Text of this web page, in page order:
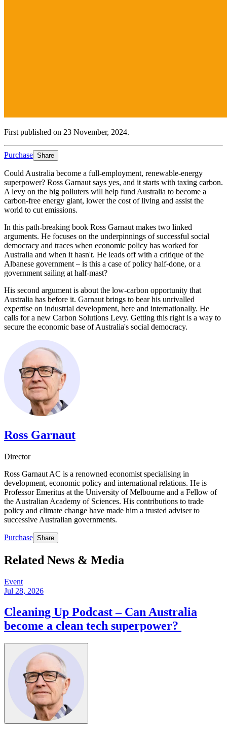
First published on 23 November, 2024.​​​​‌ ‍ ​‍​‍‌‍ ‌ ​‍‌‍‍‌‌‍‌ ‌‍‍‌‌‍ ‍​‍​‍​ ‍‍​‍​‍‌ ​ ‌‍​‌‌‍ ‍‌‍‍‌‌ ‌​‌ ‍‌​‍ ‍‌‍‍‌‌‍ ​‍​‍​‍ ​​‍​‍‌‍‍​‌ ​‍‌‍‌‌‌‍‌‍​‍​‍​ ‍‍​‍​‍‌‍‍​‌ ‌​‌ ‌​‌ ​​​ ‍‍​‍ ​‍ ‌‍ ​‌‍ ‌‍​ ‌‍​‌‌‍ ​‌‍‍​‌‍ ‌ ​ ‌ ‌​​ ‍‍​ ​ ​ ​ ​ ​ ​ ​ ​‍ ‌‍‍‌‌‍ ‍‌ ‌​‌‍‌‌‌‍ ‍‌ ‌​​‍ ‌‍‌‌‌‍‌​‌‍‍‌‌ ‌​​‍ ‌‍ ‌‌‍ ‌‍‌​‌‍‌‌​ ‌‌ ​​‌ ​‍‌‍‌‌‌ ​ ‌‍‌‌‌‍ ‍‌ ‌​‌‍​‌‌ ‌​‌‍‍‌‌‍ ‌‍ ‍​ ‍ ‌‍‍‌‌‍‌​​ ‌‌‍‌‍‌‍​ ​ ‍‌​ ‌‍​ ‍​​ ​‌‌‍​‌‌‍‌‌​‍ ‌‌‍​‌​ ​‌‌‍​ ​ ‍​​‍ ‌​ ‌​‌‍​ ‌‍‌‌​ ​ ​‍ ‌​ ‍​​ ‍‌‌‍‌‌​ ​ ​‍ ‌​ ‌‌​ ​‍​ ​‍‌‍‌‍​ ‌‍‌‍​‍​ ​​‌‍‌‌‌‍‌​​ ‌ ​ ​​‌‍​‌​ ‍ ‌ ‌​‌ ‍‌‌ ​​‌‍‌‌​ ‌‌ ‌ ‌‍ ‌ ​‍‌‍‍ ​ ‍ ‌ ​​‌‍​‌‌ ‌​‌‍‍​​ ‌‌‍ ​‌‍ ‌‍​ ‌‍​‌‌ ‌​‌‍‍‌‌‍ ‌‍ ‍‌‌​‍‌‍‌‌‌‍‌‍‌‍‌‌‌ ​‍‌‍‌‌‌‍ ‍‌‍​ ‌‍‌‌​‍‌‌​ ‌‌‌​​‍‌‌ ‌‍‍ ‌‍‌‌‌ ‍‌​‍‌‌​ ​ ‌​‌​​‍‌‌​ ​ ‌​‌​​‍‌‌​ ​‍​ ​‍‌‍​‍​ ‌‌​ ‍​​ ‍‌​ ​ ​ ‌ ​ ‌​​ ‌‌​ ‌‌‌‍​‌‌‍‌‍‌‍​‌​‍‌‌​ ​‍​ ​‍​‍‌‌​ ‌‌‌​‌​​‍ ‍‌‍​ ‌‍‍​‌‍‍‌‌‍ ​‌‍‌​‌ ​‍‌‍‌‌‌‍ ‍​‍‌‌​ ‌‌‌​​‍‌‌ ‌‍‍ ‌‍‌‌‌ ‍‌​‍‌‌​ ​ ‌​‌​​‍‌‌​ ​ ‌​‌​​‍‌‌​ ​‍​ ​‍​ ‌ ​ ‍‌‌‍​‍​ ‍‌​ ​‌​ ‌ ​ ‌ ​ ‌‍​ ‌​‌‍​‍​ ‍​​ ​‍​ ​​​‍‌‌​ ​‍​ ​‍​‍‌‌​ ‌‌‌​‌​​‍ ‍‌ ‌​‌‍‌‌‌ ‍​‌ ‌​​ ‌‍​‍‌‍​‌‌ ​ ‌‍‌‌‌‌‌‌‌ ​‍‌‍ ​​ ‌‌‍‍​‌ ‌​‌ ‌​‌ ​​​‍‌‌​ ​ ‌​​‌​‍‌‌​ ​‍‌​‌‍​‍‌‌​ ​‍‌​‌‍‌‍ ​‌‍ ‌‍​ ‌‍​‌‌‍ ​‌‍‍​‌‍ ‌ ​ ‌ ‌​​‍‌‌​ ​ ‌​​‌​ ​ ​ ​ ​ ​ ​ ​ ​‍‌‍‌‍‍‌‌‍‌​​ ‌‌‍‌‍‌‍​ ​ ‍‌​ ‌‍​ ‍​​ ​‌‌‍​‌‌‍‌‌​‍ ‌‌‍​‌​ ​‌‌‍​ ​ ‍​​‍ ‌​ ‌​‌‍​ ‌‍‌‌​ ​ ​‍ ‌​ ‍​​ ‍‌‌‍‌‌​ ​ ​‍ ‌​ ‌‌​ ​‍​ ​‍‌‍‌‍​ ‌‍‌‍​‍​ ​​‌‍‌‌‌‍‌​​ ‌ ​ ​​‌‍​‌​‍‌‍‌ ‌​‌ ‍‌‌ ​​‌‍‌‌​ ‌‌ ‌ ‌‍ ‌ ​‍‌‍‍ ​‍‌‍‌ ​​‌‍​‌‌ ‌​‌‍‍​​ ‌‌‍ ​‌‍ ‌‍​ ‌‍​‌‌ ‌​‌‍‍‌‌‍ ‌‍ ‍‌‌​‍‌‍‌‌‌‍‌‍‌‍‌‌‌ ​‍‌‍‌‌‌‍ ‍‌‍​ ‌‍‌‌​‍‌‌​ ‌‌‌​​‍‌‌ ‌‍‍ ‌‍‌‌‌ ‍‌​‍‌‌​ ​ ‌​‌​​‍‌‌​ ​ ‌​‌​​‍‌‌​ ​‍​ ​‍‌‍​‍​ ‌‌​ ‍​​ ‍‌​ ​ ​ ‌ ​ ‌​​ ‌‌​ ‌‌‌‍​‌‌‍‌‍‌‍​‌​‍‌‌​ ​‍​ ​‍​‍‌‌​ ‌‌‌​‌​​‍ ‍‌‍​ ‌‍‍​‌‍‍‌‌‍ ​‌‍‌​‌ ​‍‌‍‌‌‌‍ ‍​‍‌‌​ ‌‌‌​​‍‌‌ ‌‍‍ ‌‍‌‌‌ ‍‌​‍‌‌​ ​ ‌​‌​​‍‌‌​ ​ ‌​‌​​‍‌‌​ ​‍​ ​‍​ ‌ ​ ‍‌‌‍​‍​ ‍‌​ ​‌​ ‌ ​ ‌ ​ ‌‍​ ‌​‌‍​‍​ ‍​​ ​‍​ ​​​‍‌‌​ ​‍​ ​‍​‍‌‌​ ‌‌‌​‌​​‍ ‍‌ ‌​‌‍‌‌‌ ‍​‌ ‌​​‍‌‍‌ ​​‌‍‌‌‌ ​‍‌ ​ ‌ ​​‌‍‌‌‌‍​ ‌ ‌​‌‍‍‌‌ ‌‍‌‍‌‌​ ‌‌ ​​‌ ‌‌‌‍​‍‌‍ ​‌‍‍‌‌ ​ ‌‍‍​‌‍‌‌‌‍‌​​‍​‍‌ ‌
Purchase​​​​‌ ‍ ​‍​‍‌‍ ‌ ​‍‌‍‍‌‌‍‌ ‌‍‍‌‌‍ ‍​‍​‍​ ‍‍​‍​‍‌ ​ ‌‍​‌‌‍ ‍‌‍‍‌‌ ‌​‌ ‍‌​‍ ‍‌‍‍‌‌‍ ​‍​‍​‍ ​​‍​‍‌‍‍​‌ ​‍‌‍‌‌‌‍‌‍​‍​‍​ ‍‍​‍​‍‌‍‍​‌ ‌​‌ ‌​‌ ​​​ ‍‍​‍ ​‍ ‌‍ ​‌‍ ‌‍​ ‌‍​‌‌‍ ​‌‍‍​‌‍ ‌ ​ ‌ ‌​​ ‍‍​ ​ ​ ​ ​ ​ ​ ​ ​‍ ‌‍‍‌‌‍ ‍‌ ‌​‌‍‌‌‌‍ ‍‌ ‌​​‍ ‌‍‌‌‌‍‌​‌‍‍‌‌ ‌​​‍ ‌‍ ‌‌‍ ‌‍‌​‌‍‌‌​ ‌‌ ​​‌ ​‍‌‍‌‌‌ ​ ‌‍‌‌‌‍ ‍‌ ‌​‌‍​‌‌ ‌​‌‍‍‌‌‍ ‌‍ ‍​ ‍ ‌‍‍‌‌‍‌​​ ‌‌‍‌‍‌‍​ ​ ‍‌​ ‌‍​ ‍​​ ​‌‌‍​‌‌‍‌‌​‍ ‌‌‍​‌​ ​‌‌‍​ ​ ‍​​‍ ‌​ ‌​‌‍​ ‌‍‌‌​ ​ ​‍ ‌​ ‍​​ ‍‌‌‍‌‌​ ​ ​‍ ‌​ ‌‌​ ​‍​ ​‍‌‍‌‍​ ‌‍‌‍​‍​ ​​‌‍‌‌‌‍‌​​ ‌ ​ ​​‌‍​‌​ ‍ ‌ ‌​‌ ‍‌‌ ​​‌‍‌‌​ ‌‌ ‌ ‌‍ ‌ ​‍‌‍‍ ​ ‍ ‌ ​​‌‍​‌‌ ‌​‌‍‍​​ ‌‌‍‌​‌‍ ‌ ‌ ‌‍ ‍‌‍ ​‌‍ ‌‍​‌‌‍‌​‌ ​ ‌​​‌‌‍ ‍‌‍‌​‌​ ​‌‍‍‌‌‍ ‍‌‍‍ ‌ ​ ​‍‌‌​ ‌‌‌​​‍‌‌ ‌‍‍ ‌‍‌‌‌ ‍‌​‍‌‌​ ​ ‌​‌​​‍‌‌​ ​ ‌​‌​​‍‌‌​ ​‍​ ​‍​ ‌‌​ ​‍‌‍​‍​ ​‍‌‍​‌‌‍‌‍​ ‍​​ ‍​‌‍‌‌​ ‌ ‌‍‌‌​ ‌ ​‍‌‌​ ​‍​ ​‍​‍‌‌​ ‌‌‌​‌​​‍ ‍‌ ‌​‌‍‍‌‌ ‌​‌‍ ​‌‍‌‌​ ‌‍​‍‌‍​‌‌ ​ ‌‍‌‌‌‌‌‌‌ ​‍‌‍ ​​ ‌‌‍‍​‌ ‌​‌ ‌​‌ ​​​‍‌‌​ ​ ‌​​‌​‍‌‌​ ​‍‌​‌‍​‍‌‌​ ​‍‌​‌‍‌‍ ​‌‍ ‌‍​ ‌‍​‌‌‍ ​‌‍‍​‌‍ ‌ ​ ‌ ‌​​‍‌‌​ ​ ‌​​‌​ ​ ​ ​ ​ ​ ​ ​ ​‍‌‍‌‍‍‌‌‍‌​​ ‌‌‍‌‍‌‍​ ​ ‍‌​ ‌‍​ ‍​​ ​‌‌‍​‌‌‍‌‌​‍ ‌‌‍​‌​ ​‌‌‍​ ​ ‍​​‍ ‌​ ‌​‌‍​ ‌‍‌‌​ ​ ​‍ ‌​ ‍​​ ‍‌‌‍‌‌​ ​ ​‍ ‌​ ‌‌​ ​‍​ ​‍‌‍‌‍​ ‌‍‌‍​‍​ ​​‌‍‌‌‌‍‌​​ ‌ ​ ​​‌‍​‌​‍‌‍‌ ‌​‌ ‍‌‌ ​​‌‍‌‌​ ‌‌ ‌ ‌‍ ‌ ​‍‌‍‍ ​‍‌‍‌ ​​‌‍​‌‌ ‌​‌‍‍​​ ‌‌‍‌​‌‍ ‌ ‌ ‌‍ ‍‌‍ ​‌‍ ‌‍​‌‌‍‌​‌ ​ ‌​​‌‌‍ ‍‌‍‌​‌​ ​‌‍‍‌‌‍ ‍‌‍‍ ‌ ​ ​‍‌‌​ ‌‌‌​​‍‌‌ ‌‍‍ ‌‍‌‌‌ ‍‌​‍‌‌​ ​ ‌​‌​​‍‌‌​ ​ ‌​‌​​‍‌‌​ ​‍​ ​‍​ ‌‌​ ​‍‌‍​‍​ ​‍‌‍​‌‌‍‌‍​ ‍​​ ‍​‌‍‌‌​ ‌ ‌‍‌‌​ ‌ ​‍‌‌​ ​‍​ ​‍​‍‌‌​ ‌‌‌​‌​​‍ ‍‌ ‌​‌‍‍‌‌ ‌​‌‍ ​‌‍‌‌​‍‌‍‌ ​​‌‍‌‌‌ ​‍‌ ​ ‌ ​​‌‍‌‌‌‍​ ‌ ‌​‌‍‍‌‌ ‌‍‌‍‌‌​ ‌‌ ​​‌ ‌‌‌‍​‍‌‍ ​‌‍‍‌‌ ​ ‌‍‍​‌‍‌‌‌‍‌​​‍​‍‌ ‌ Share
Could Australia become a full-employment, renewable-energy
superpower? Ross Garnaut says yes, and it starts with taxing carbon.
A levy on the big polluters will help fund Australia to become a
carbon-free energy giant, lower the cost of living and assist the
world to cut emissions.​​​​‌ ‍ ​‍​‍‌‍ ‌ ​‍‌‍‍‌‌‍‌ ‌‍‍‌‌‍ ‍​‍​‍​ ‍‍​‍​‍‌ ​ ‌‍​‌‌‍ ‍‌‍‍‌‌ ‌​‌ ‍‌​‍ ‍‌‍‍‌‌‍ ​‍​‍​‍ ​​‍​‍‌‍‍​‌ ​‍‌‍‌‌‌‍‌‍​‍​‍​ ‍‍​‍​‍‌‍‍​‌ ‌​‌ ‌​‌ ​​​ ‍‍​‍ ​‍ ‌‍ ​‌‍ ‌‍​ ‌‍​‌‌‍ ​‌‍‍​‌‍ ‌ ​ ‌ ‌​​ ‍‍​ ​ ​ ​ ​ ​ ​ ​ ​‍ ‌‍‍‌‌‍ ‍‌ ‌​‌‍‌‌‌‍ ‍‌ ‌​​‍ ‌‍‌‌‌‍‌​‌‍‍‌‌ ‌​​‍ ‌‍ ‌‌‍ ‌‍‌​‌‍‌‌​ ‌‌ ​​‌ ​‍‌‍‌‌‌ ​ ‌‍‌‌‌‍ ‍‌ ‌​‌‍​‌‌ ‌​‌‍‍‌‌‍ ‌‍ ‍​ ‍ ‌‍‍‌‌‍‌​​ ‌‌‍‌‍‌‍​ ​ ‍‌​ ‌‍​ ‍​​ ​‌‌‍​‌‌‍‌‌​‍ ‌‌‍​‌​ ​‌‌‍​ ​ ‍​​‍ ‌​ ‌​‌‍​ ‌‍‌‌​ ​ ​‍ ‌​ ‍​​ ‍‌‌‍‌‌​ ​ ​‍ ‌​ ‌‌​ ​‍​ ​‍‌‍‌‍​ ‌‍‌‍​‍​ ​​‌‍‌‌‌‍‌​​ ‌ ​ ​​‌‍​‌​ ‍ ‌ ‌​‌ ‍‌‌ ​​‌‍‌‌​ ‌‌ ‌ ‌‍ ‌ ​‍‌‍‍ ​ ‍ ‌ ​​‌‍​‌‌ ‌​‌‍‍​​ ‌‌‍​ ‌‍ ‌‍ ‍‌ ‌​‌‍‌‌‌‍ ‍‌ ‌​​‍‌‌​ ‌‌‌​​‍‌‌ ‌‍‍ ‌‍‌‌‌ ‍‌​‍‌‌​ ​ ‌​‌​​‍‌‌​ ​ ‌​‌​​‍‌‌​ ​‍​ ​‍​ ‌​​ ‌ ‌‍‌‌​ ‌​‌‍‌​​ ‍‌‌‍​‍​ ​ ‌‍​‌​ ​‍‌‍​ ​ ‍‌​‍‌‌​ ​‍​ ​‍​‍‌‌​ ‌‌‌​‌​​‍ ‍‌‍​ ‌‍‍​‌‍‍‌‌‍ ​‌‍‌​‌ ​‍‌‍‌‌‌‍ ‍​‍‌‌​ ‌‌‌​​‍‌‌ ‌‍‍ ‌‍‌‌‌ ‍‌​‍‌‌​ ​ ‌​‌​​‍‌‌​ ​ ‌​‌​​‍‌‌​ ​‍​ ​‍‌‍‌‍‌‍‌‌‌‍‌​​ ‍‌​ ‌‍‌‍​ ‌‍​‍​ ​ ​ ​‌‌‍​‍​ ​ ​ ‌ ​ ​​​‍‌‌​ ​‍​ ​‍​‍‌‌​ ‌‌‌​‌​​‍ ‍‌ ‌​‌‍‌‌‌ ‍​‌ ‌​​ ‌‍​‍‌‍​‌‌ ​ ‌‍‌‌‌‌‌‌‌ ​‍‌‍ ​​ ‌‌‍‍​‌ ‌​‌ ‌​‌ ​​​‍‌‌​ ​ ‌​​‌​‍‌‌​ ​‍‌​‌‍​‍‌‌​ ​‍‌​‌‍‌‍ ​‌‍ ‌‍​ ‌‍​‌‌‍ ​‌‍‍​‌‍ ‌ ​ ‌ ‌​​‍‌‌​ ​ ‌​​‌​ ​ ​ ​ ​ ​ ​ ​ ​‍‌‍‌‍‍‌‌‍‌​​ ‌‌‍‌‍‌‍​ ​ ‍‌​ ‌‍​ ‍​​ ​‌‌‍​‌‌‍‌‌​‍ ‌‌‍​‌​ ​‌‌‍​ ​ ‍​​‍ ‌​ ‌​‌‍​ ‌‍‌‌​ ​ ​‍ ‌​ ‍​​ ‍‌‌‍‌‌​ ​ ​‍ ‌​ ‌‌​ ​‍​ ​‍‌‍‌‍​ ‌‍‌‍​‍​ ​​‌‍‌‌‌‍‌​​ ‌ ​ ​​‌‍​‌​‍‌‍‌ ‌​‌ ‍‌‌ ​​‌‍‌‌​ ‌‌ ‌ ‌‍ ‌ ​‍‌‍‍ ​‍‌‍‌ ​​‌‍​‌‌ ‌​‌‍‍​​ ‌‌‍​ ‌‍ ‌‍ ‍‌ ‌​‌‍‌‌‌‍ ‍‌ ‌​​‍‌‌​ ‌‌‌​​‍‌‌ ‌‍‍ ‌‍‌‌‌ ‍‌​‍‌‌​ ​ ‌​‌​​‍‌‌​ ​ ‌​‌​​‍‌‌​ ​‍​ ​‍​ ‌​​ ‌ ‌‍‌‌​ ‌​‌‍‌​​ ‍‌‌‍​‍​ ​ ‌‍​‌​ ​‍‌‍​ ​ ‍‌​‍‌‌​ ​‍​ ​‍​‍‌‌​ ‌‌‌​‌​​‍ ‍‌‍​ ‌‍‍​‌‍‍‌‌‍ ​‌‍‌​‌ ​‍‌‍‌‌‌‍ ‍​‍‌‌​ ‌‌‌​​‍‌‌ ‌‍‍ ‌‍‌‌‌ ‍‌​‍‌‌​ ​ ‌​‌​​‍‌‌​ ​ ‌​‌​​‍‌‌​ ​‍​ ​‍‌‍‌‍‌‍‌‌‌‍‌​​ ‍‌​ ‌‍‌‍​ ‌‍​‍​ ​ ​ ​‌‌‍​‍​ ​ ​ ‌ ​ ​​​‍‌‌​ ​‍​ ​‍​‍‌‌​ ‌‌‌​‌​​‍ ‍‌ ‌​‌‍‌‌‌ ‍​‌ ‌​​‍‌‍‌ ​​‌‍‌‌‌ ​‍‌ ​ ‌ ​​‌‍‌‌‌‍​ ‌ ‌​‌‍‍‌‌ ‌‍‌‍‌‌​ ‌‌ ​​‌ ‌‌‌‍​‍‌‍ ​‌‍‍‌‌ ​ ‌‍‍​‌‍‌‌‌‍‌​​‍​‍‌ ‌
In this path-breaking book Ross Garnaut makes two linked
arguments. He focuses on the underpinnings of successful social
democracy and traces when economic policy has worked for
Australia and when it hasn't. He leads off with a critique of the
Albanese government – is this a case of policy half-done, or a
government sailing at half-mast?​​​​‌ ‍ ​‍​‍‌‍ ‌ ​‍‌‍‍‌‌‍‌ ‌‍‍‌‌‍ ‍​‍​‍​ ‍‍​‍​‍‌ ​ ‌‍​‌‌‍ ‍‌‍‍‌‌ ‌​‌ ‍‌​‍ ‍‌‍‍‌‌‍ ​‍​‍​‍ ​​‍​‍‌‍‍​‌ ​‍‌‍‌‌‌‍‌‍​‍​‍​ ‍‍​‍​‍‌‍‍​‌ ‌​‌ ‌​‌ ​​​ ‍‍​‍ ​‍ ‌‍ ​‌‍ ‌‍​ ‌‍​‌‌‍ ​‌‍‍​‌‍ ‌ ​ ‌ ‌​​ ‍‍​ ​ ​ ​ ​ ​ ​ ​ ​‍ ‌‍‍‌‌‍ ‍‌ ‌​‌‍‌‌‌‍ ‍‌ ‌​​‍ ‌‍‌‌‌‍‌​‌‍‍‌‌ ‌​​‍ ‌‍ ‌‌‍ ‌‍‌​‌‍‌‌​ ‌‌ ​​‌ ​‍‌‍‌‌‌ ​ ‌‍‌‌‌‍ ‍‌ ‌​‌‍​‌‌ ‌​‌‍‍‌‌‍ ‌‍ ‍​ ‍ ‌‍‍‌‌‍‌​​ ‌‌‍‌‍‌‍​ ​ ‍‌​ ‌‍​ ‍​​ ​‌‌‍​‌‌‍‌‌​‍ ‌‌‍​‌​ ​‌‌‍​ ​ ‍​​‍ ‌​ ‌​‌‍​ ‌‍‌‌​ ​ ​‍ ‌​ ‍​​ ‍‌‌‍‌‌​ ​ ​‍ ‌​ ‌‌​ ​‍​ ​‍‌‍‌‍​ ‌‍‌‍​‍​ ​​‌‍‌‌‌‍‌​​ ‌ ​ ​​‌‍​‌​ ‍ ‌ ‌​‌ ‍‌‌ ​​‌‍‌‌​ ‌‌ ‌ ‌‍ ‌ ​‍‌‍‍ ​ ‍ ‌ ​​‌‍​‌‌ ‌​‌‍‍​​ ‌‌‍​ ‌‍ ‌‍ ‍‌ ‌​‌‍‌‌‌‍ ‍‌ ‌​​‍‌‌​ ‌‌‌​​‍‌‌ ‌‍‍ ‌‍‌‌‌ ‍‌​‍‌‌​ ​ ‌​‌​​‍‌‌​ ​ ‌​‌​​‍‌‌​ ​‍​ ​‍‌‍​ ​ ‍‌​ ​​​ ‍‌​ ‍‌‌‍​‌​ ‌ ​ ‍​​ ​ ‌‍​ ​ ​ ​ ‍​​‍‌‌​ ​‍​ ​‍​‍‌‌​ ‌‌‌​‌​​‍ ‍‌‍​ ‌‍‍​‌‍‍‌‌‍ ​‌‍‌​‌ ​‍‌‍‌‌‌‍ ‍​‍‌‌​ ‌‌‌​​‍‌‌ ‌‍‍ ‌‍‌‌‌ ‍‌​‍‌‌​ ​ ‌​‌​​‍‌‌​ ​ ‌​‌​​‍‌‌​ ​‍​ ​‍​ ​​​ ​ ​ ​‌​ ​‍​ ​​​ ‌‍‌‍​‍‌‍‌‍​ ‌‌​ ‌‌​ ‍‌‌‍​‌​ ​​​‍‌‌​ ​‍​ ​‍​‍‌‌​ ‌‌‌​‌​​‍ ‍‌ ‌​‌‍‌‌‌ ‍​‌ ‌​​ ‌‍​‍‌‍​‌‌ ​ ‌‍‌‌‌‌‌‌‌ ​‍‌‍ ​​ ‌‌‍‍​‌ ‌​‌ ‌​‌ ​​​‍‌‌​ ​ ‌​​‌​‍‌‌​ ​‍‌​‌‍​‍‌‌​ ​‍‌​‌‍‌‍ ​‌‍ ‌‍​ ‌‍​‌‌‍ ​‌‍‍​‌‍ ‌ ​ ‌ ‌​​‍‌‌​ ​ ‌​​‌​ ​ ​ ​ ​ ​ ​ ​ ​‍‌‍‌‍‍‌‌‍‌​​ ‌‌‍‌‍‌‍​ ​ ‍‌​ ‌‍​ ‍​​ ​‌‌‍​‌‌‍‌‌​‍ ‌‌‍​‌​ ​‌‌‍​ ​ ‍​​‍ ‌​ ‌​‌‍​ ‌‍‌‌​ ​ ​‍ ‌​ ‍​​ ‍‌‌‍‌‌​ ​ ​‍ ‌​ ‌‌​ ​‍​ ​‍‌‍‌‍​ ‌‍‌‍​‍​ ​​‌‍‌‌‌‍‌​​ ‌ ​ ​​‌‍​‌​‍‌‍‌ ‌​‌ ‍‌‌ ​​‌‍‌‌​ ‌‌ ‌ ‌‍ ‌ ​‍‌‍‍ ​‍‌‍‌ ​​‌‍​‌‌ ‌​‌‍‍​​ ‌‌‍​ ‌‍ ‌‍ ‍‌ ‌​‌‍‌‌‌‍ ‍‌ ‌​​‍‌‌​ ‌‌‌​​‍‌‌ ‌‍‍ ‌‍‌‌‌ ‍‌​‍‌‌​ ​ ‌​‌​​‍‌‌​ ​ ‌​‌​​‍‌‌​ ​‍​ ​‍‌‍​ ​ ‍‌​ ​​​ ‍‌​ ‍‌‌‍​‌​ ‌ ​ ‍​​ ​ ‌‍​ ​ ​ ​ ‍​​‍‌‌​ ​‍​ ​‍​‍‌‌​ ‌‌‌​‌​​‍ ‍‌‍​ ‌‍‍​‌‍‍‌‌‍ ​‌‍‌​‌ ​‍‌‍‌‌‌‍ ‍​‍‌‌​ ‌‌‌​​‍‌‌ ‌‍‍ ‌‍‌‌‌ ‍‌​‍‌‌​ ​ ‌​‌​​‍‌‌​ ​ ‌​‌​​‍‌‌​ ​‍​ ​‍​ ​​​ ​ ​ ​‌​ ​‍​ ​​​ ‌‍‌‍​‍‌‍‌‍​ ‌‌​ ‌‌​ ‍‌‌‍​‌​ ​​​‍‌‌​ ​‍​ ​‍​‍‌‌​ ‌‌‌​‌​​‍ ‍‌ ‌​‌‍‌‌‌ ‍​‌ ‌​​‍‌‍‌ ​​‌‍‌‌‌ ​‍‌ ​ ‌ ​​‌‍‌‌‌‍​ ‌ ‌​‌‍‍‌‌ ‌‍‌‍‌‌​ ‌‌ ​​‌ ‌‌‌‍​‍‌‍ ​‌‍‍‌‌ ​ ‌‍‍​‌‍‌‌‌‍‌​​‍​‍‌ ‌
His second argument is about the low-carbon opportunity that
Australia has before it. Garnaut brings to bear his unrivalled
expertise on industrial development, here and internationally. He
calls for a new Carbon Solutions Levy. Getting this right is a way to
secure the economic base of Australia's social democracy.​​​​‌ ‍ ​‍​‍‌‍ ‌ ​‍‌‍‍‌‌‍‌ ‌‍‍‌‌‍ ‍​‍​‍​ ‍‍​‍​‍‌ ​ ‌‍​‌‌‍ ‍‌‍‍‌‌ ‌​‌ ‍‌​‍ ‍‌‍‍‌‌‍ ​‍​‍​‍ ​​‍​‍‌‍‍​‌ ​‍‌‍‌‌‌‍‌‍​‍​‍​ ‍‍​‍​‍‌‍‍​‌ ‌​‌ ‌​‌ ​​​ ‍‍​‍ ​‍ ‌‍ ​‌‍ ‌‍​ ‌‍​‌‌‍ ​‌‍‍​‌‍ ‌ ​ ‌ ‌​​ ‍‍​ ​ ​ ​ ​ ​ ​ ​ ​‍ ‌‍‍‌‌‍ ‍‌ ‌​‌‍‌‌‌‍ ‍‌ ‌​​‍ ‌‍‌‌‌‍‌​‌‍‍‌‌ ‌​​‍ ‌‍ ‌‌‍ ‌‍‌​‌‍‌‌​ ‌‌ ​​‌ ​‍‌‍‌‌‌ ​ ‌‍‌‌‌‍ ‍‌ ‌​‌‍​‌‌ ‌​‌‍‍‌‌‍ ‌‍ ‍​ ‍ ‌‍‍‌‌‍‌​​ ‌‌‍‌‍‌‍​ ​ ‍‌​ ‌‍​ ‍​​ ​‌‌‍​‌‌‍‌‌​‍ ‌‌‍​‌​ ​‌‌‍​ ​ ‍​​‍ ‌​ ‌​‌‍​ ‌‍‌‌​ ​ ​‍ ‌​ ‍​​ ‍‌‌‍‌‌​ ​ ​‍ ‌​ ‌‌​ ​‍​ ​‍‌‍‌‍​ ‌‍‌‍​‍​ ​​‌‍‌‌‌‍‌​​ ‌ ​ ​​‌‍​‌​ ‍ ‌ ‌​‌ ‍‌‌ ​​‌‍‌‌​ ‌‌ ‌ ‌‍ ‌ ​‍‌‍‍ ​ ‍ ‌ ​​‌‍​‌‌ ‌​‌‍‍​​ ‌‌‍​ ‌‍ ‌‍ ‍‌ ‌​‌‍‌‌‌‍ ‍‌ ‌​​‍‌‌​ ‌‌‌​​‍‌‌ ‌‍‍ ‌‍‌‌‌ ‍‌​‍‌‌​ ​ ‌​‌​​‍‌‌​ ​ ‌​‌​​‍‌‌​ ​‍​ ​‍​ ​​​ ‌​‌‍​‍‌‍​ ‌‍​‍​ ‍‌​ ​​‌‍‌​‌‍‌​‌‍‌‌​ ​‌​ ​ ​‍‌‌​ ​‍​ ​‍​‍‌‌​ ‌‌‌​‌​​‍ ‍‌‍​ ‌‍‍​‌‍‍‌‌‍ ​‌‍‌​‌ ​‍‌‍‌‌‌‍ ‍​‍‌‌​ ‌‌‌​​‍‌‌ ‌‍‍ ‌‍‌‌‌ ‍‌​‍‌‌​ ​ ‌​‌​​‍‌‌​ ​ ‌​‌​​‍‌‌​ ​‍​ ​‍​ ‌‍​ ​​‌‍‌‍‌‍​‌‌‍​‌‌‍​‍​ ‌‍‌‍‌‍​ ‌ ‌‍‌‍‌‍‌​‌‍​‌​ ​​​‍‌‌​ ​‍​ ​‍​‍‌‌​ ‌‌‌​‌​​‍ ‍‌ ‌​‌‍‌‌‌ ‍​‌ ‌​​ ‌‍​‍‌‍​‌‌ ​ ‌‍‌‌‌‌‌‌‌ ​‍‌‍ ​​ ‌‌‍‍​‌ ‌​‌ ‌​‌ ​​​‍‌‌​ ​ ‌​​‌​‍‌‌​ ​‍‌​‌‍​‍‌‌​ ​‍‌​‌‍‌‍ ​‌‍ ‌‍​ ‌‍​‌‌‍ ​‌‍‍​‌‍ ‌ ​ ‌ ‌​​‍‌‌​ ​ ‌​​‌​ ​ ​ ​ ​ ​ ​ ​ ​‍‌‍‌‍‍‌‌‍‌​​ ‌‌‍‌‍‌‍​ ​ ‍‌​ ‌‍​ ‍​​ ​‌‌‍​‌‌‍‌‌​‍ ‌‌‍​‌​ ​‌‌‍​ ​ ‍​​‍ ‌​ ‌​‌‍​ ‌‍‌‌​ ​ ​‍ ‌​ ‍​​ ‍‌‌‍‌‌​ ​ ​‍ ‌​ ‌‌​ ​‍​ ​‍‌‍‌‍​ ‌‍‌‍​‍​ ​​‌‍‌‌‌‍‌​​ ‌ ​ ​​‌‍​‌​‍‌‍‌ ‌​‌ ‍‌‌ ​​‌‍‌‌​ ‌‌ ‌ ‌‍ ‌ ​‍‌‍‍ ​‍‌‍‌ ​​‌‍​‌‌ ‌​‌‍‍​​ ‌‌‍​ ‌‍ ‌‍ ‍‌ ‌​‌‍‌‌‌‍ ‍‌ ‌​​‍‌‌​ ‌‌‌​​‍‌‌ ‌‍‍ ‌‍‌‌‌ ‍‌​‍‌‌​ ​ ‌​‌​​‍‌‌​ ​ ‌​‌​​‍‌‌​ ​‍​ ​‍​ ​​​ ‌​‌‍​‍‌‍​ ‌‍​‍​ ‍‌​ ​​‌‍‌​‌‍‌​‌‍‌‌​ ​‌​ ​ ​‍‌‌​ ​‍​ ​‍​‍‌‌​ ‌‌‌​‌​​‍ ‍‌‍​ ‌‍‍​‌‍‍‌‌‍ ​‌‍‌​‌ ​‍‌‍‌‌‌‍ ‍​‍‌‌​ ‌‌‌​​‍‌‌ ‌‍‍ ‌‍‌‌‌ ‍‌​‍‌‌​ ​ ‌​‌​​‍‌‌​ ​ ‌​‌​​‍‌‌​ ​‍​ ​‍​ ‌‍​ ​​‌‍‌‍‌‍​‌‌‍​‌‌‍​‍​ ‌‍‌‍‌‍​ ‌ ‌‍‌‍‌‍‌​‌‍​‌​ ​​​‍‌‌​ ​‍​ ​‍​‍‌‌​ ‌‌‌​‌​​‍ ‍‌ ‌​‌‍‌‌‌ ‍​‌ ‌​​‍‌‍‌ ​​‌‍‌‌‌ ​‍‌ ​ ‌ ​​‌‍‌‌‌‍​ ‌ ‌​‌‍‍‌‌ ‌‍‌‍‌‌​ ‌‌ ​​‌ ‌‌‌‍​‍‌‍ ​‌‍‍‌‌ ​ ‌‍‍​‌‍‌‌‌‍‌​​‍​‍‌ ‌
Ross Garnaut​​​​‌ ‍ ​‍​‍‌‍ ‌ ​‍‌‍‍‌‌‍‌ ‌‍‍‌‌‍ ‍​‍​‍​ ‍‍​‍​‍‌ ​ ‌‍​‌‌‍ ‍‌‍‍‌‌ ‌​‌ ‍‌​‍ ‍‌‍‍‌‌‍ ​‍​‍​‍ ​​‍​‍‌‍‍​‌ ​‍‌‍‌‌‌‍‌‍​‍​‍​ ‍‍​‍​‍‌‍‍​‌ ‌​‌ ‌​‌ ​​​ ‍‍​‍ ​‍ ‌‍ ​‌‍ ‌‍​ ‌‍​‌‌‍ ​‌‍‍​‌‍ ‌ ​ ‌ ‌​​ ‍‍​ ​ ​ ​ ​ ​ ​ ​ ​‍ ‌‍‍‌‌‍ ‍‌ ‌​‌‍‌‌‌‍ ‍‌ ‌​​‍ ‌‍‌‌‌‍‌​‌‍‍‌‌ ‌​​‍ ‌‍ ‌‌‍ ‌‍‌​‌‍‌‌​ ‌‌ ​​‌ ​‍‌‍‌‌‌ ​ ‌‍‌‌‌‍ ‍‌ ‌​‌‍​‌‌ ‌​‌‍‍‌‌‍ ‌‍ ‍​ ‍ ‌‍‍‌‌‍‌​​ ‌‌‍​‌​ ​ ‌‍‌‌‌‍​‌‌‍‌‍‌‍​‍​ ‌‌​ ​ ​‍ ‌‌‍​‌​ ‌‌​ ‌​​ ​‍​‍ ‌​ ‌​​ ​‌‌‍​‌​ ‌​​‍ ‌​ ‍​‌‍‌‍‌‍‌​‌‍‌‍​‍ ‌​ ​‍​ ​ ​ ‍​‌‍​ ‌‍​ ​ ‌‍​ ‍‌‌‍​‌​ ​ ‌‍‌​​ ​‍‌‍‌‌​ ‍ ‌ ‌​‌ ‍‌‌ ​​‌‍‌‌​ ‌‌‍​‌‌ ‌‌‌ ‌​‌‍‍​‌‍ ‌ ​‍​ ‍ ‌ ​​‌‍​‌‌ ‌​‌‍‍​​ ‌‌‍ ‍‌‍​‌‌‍ ‌‌‍‌‌​ ‌‍​‍‌‍​‌‌ ​ ‌‍‌‌‌‌‌‌‌ ​‍‌‍ ​​ ‌‌‍‍​‌ ‌​‌ ‌​‌ ​​​‍‌‌​ ​ ‌​​‌​‍‌‌​ ​‍‌​‌‍​‍‌‌​ ​‍‌​‌‍‌‍ ​‌‍ ‌‍​ ‌‍​‌‌‍ ​‌‍‍​‌‍ ‌ ​ ‌ ‌​​‍‌‌​ ​ ‌​​‌​ ​ ​ ​ ​ ​ ​ ​ ​‍‌‍‌‍‍‌‌‍‌​​ ‌‌‍​‌​ ​ ‌‍‌‌‌‍​‌‌‍‌‍‌‍​‍​ ‌‌​ ​ ​‍ ‌‌‍​‌​ ‌‌​ ‌​​ ​‍​‍ ‌​ ‌​​ ​‌‌‍​‌​ ‌​​‍ ‌​ ‍​‌‍‌‍‌‍‌​‌‍‌‍​‍ ‌​ ​‍​ ​ ​ ‍​‌‍​ ‌‍​ ​ ‌‍​ ‍‌‌‍​‌​ ​ ‌‍‌​​ ​‍‌‍‌‌​‍‌‍‌ ‌​‌ ‍‌‌ ​​‌‍‌‌​ ‌‌‍​‌‌ ‌‌‌ ‌​‌‍‍​‌‍ ‌ ​‍​‍‌‍‌ ​​‌‍​‌‌ ‌​‌‍‍​​ ‌‌‍ ‍‌‍​‌‌‍ ‌‌‍‌‌​‍‌‍‌ ​​‌‍‌‌‌ ​‍‌ ​ ‌ ​​‌‍‌‌‌‍​ ‌ ‌​‌‍‍‌‌ ‌‍‌‍‌‌​ ‌‌ ​​‌ ‌‌‌‍​‍‌‍ ​‌‍‍‌‌ ​ ‌‍‍​‌‍‌‌‌‍‌​​‍​‍‌ ‌
Director​​​​‌ ‍ ​‍​‍‌‍ ‌ ​‍‌‍‍‌‌‍‌ ‌‍‍‌‌‍ ‍​‍​‍​ ‍‍​‍​‍‌ ​ ‌‍​‌‌‍ ‍‌‍‍‌‌ ‌​‌ ‍‌​‍ ‍‌‍‍‌‌‍ ​‍​‍​‍ ​​‍​‍‌‍‍​‌ ​‍‌‍‌‌‌‍‌‍​‍​‍​ ‍‍​‍​‍‌‍‍​‌ ‌​‌ ‌​‌ ​​​ ‍‍​‍ ​‍ ‌‍ ​‌‍ ‌‍​ ‌‍​‌‌‍ ​‌‍‍​‌‍ ‌ ​ ‌ ‌​​ ‍‍​ ​ ​ ​ ​ ​ ​ ​ ​‍ ‌‍‍‌‌‍ ‍‌ ‌​‌‍‌‌‌‍ ‍‌ ‌​​‍ ‌‍‌‌‌‍‌​‌‍‍‌‌ ‌​​‍ ‌‍ ‌‌‍ ‌‍‌​‌‍‌‌​ ‌‌ ​​‌ ​‍‌‍‌‌‌ ​ ‌‍‌‌‌‍ ‍‌ ‌​‌‍​‌‌ ‌​‌‍‍‌‌‍ ‌‍ ‍​ ‍ ‌‍‍‌‌‍‌​​ ‌‌‍​‌​ ​ ‌‍‌‌‌‍​‌‌‍‌‍‌‍​‍​ ‌‌​ ​ ​‍ ‌‌‍​‌​ ‌‌​ ‌​​ ​‍​‍ ‌​ ‌​​ ​‌‌‍​‌​ ‌​​‍ ‌​ ‍​‌‍‌‍‌‍‌​‌‍‌‍​‍ ‌​ ​‍​ ​ ​ ‍​‌‍​ ‌‍​ ​ ‌‍​ ‍‌‌‍​‌​ ​ ‌‍‌​​ ​‍‌‍‌‌​ ‍ ‌ ‌​‌ ‍‌‌ ​​‌‍‌‌​ ‌‌‍​‌‌ ‌‌‌ ‌​‌‍‍​‌‍ ‌ ​‍​ ‍ ‌ ​​‌‍​‌‌ ‌​‌‍‍​​ ‌‌ ‌​‌‍‍‌‌ ‌​‌‍ ​‌‍‌‌​ ‌‍​‍‌‍​‌‌ ​ ‌‍‌‌‌‌‌‌‌ ​‍‌‍ ​​ ‌‌‍‍​‌ ‌​‌ ‌​‌ ​​​‍‌‌​ ​ ‌​​‌​‍‌‌​ ​‍‌​‌‍​‍‌‌​ ​‍‌​‌‍‌‍ ​‌‍ ‌‍​ ‌‍​‌‌‍ ​‌‍‍​‌‍ ‌ ​ ‌ ‌​​‍‌‌​ ​ ‌​​‌​ ​ ​ ​ ​ ​ ​ ​ ​‍‌‍‌‍‍‌‌‍‌​​ ‌‌‍​‌​ ​ ‌‍‌‌‌‍​‌‌‍‌‍‌‍​‍​ ‌‌​ ​ ​‍ ‌‌‍​‌​ ‌‌​ ‌​​ ​‍​‍ ‌​ ‌​​ ​‌‌‍​‌​ ‌​​‍ ‌​ ‍​‌‍‌‍‌‍‌​‌‍‌‍​‍ ‌​ ​‍​ ​ ​ ‍​‌‍​ ‌‍​ ​ ‌‍​ ‍‌‌‍​‌​ ​ ‌‍‌​​ ​‍‌‍‌‌​‍‌‍‌ ‌​‌ ‍‌‌ ​​‌‍‌‌​ ‌‌‍​‌‌ ‌‌‌ ‌​‌‍‍​‌‍ ‌ ​‍​‍‌‍‌ ​​‌‍​‌‌ ‌​‌‍‍​​ ‌‌ ‌​‌‍‍‌‌ ‌​‌‍ ​‌‍‌‌​‍‌‍‌ ​​‌‍‌‌‌ ​‍‌ ​ ‌ ​​‌‍‌‌‌‍​ ‌ ‌​‌‍‍‌‌ ‌‍‌‍‌‌​ ‌‌ ​​‌ ‌‌‌‍​‍‌‍ ​‌‍‍‌‌ ​ ‌‍‍​‌‍‌‌‌‍‌​​‍​‍‌ ‌
Ross Garnaut AC is a renowned economist specialising in
development, economic policy and international relations. He is
Professor Emeritus at the University of Melbourne and a Fellow of
the Australian Academy of Sciences. His contributions to trade
policy and climate change have made him a trusted adviser to
successive Australian governments.​​​​‌ ‍ ​‍​‍‌‍ ‌ ​‍‌‍‍‌‌‍‌ ‌‍‍‌‌‍ ‍​‍​‍​ ‍‍​‍​‍‌ ​ ‌‍​‌‌‍ ‍‌‍‍‌‌ ‌​‌ ‍‌​‍ ‍‌‍‍‌‌‍ ​‍​‍​‍ ​​‍​‍‌‍‍​‌ ​‍‌‍‌‌‌‍‌‍​‍​‍​ ‍‍​‍​‍‌‍‍​‌ ‌​‌ ‌​‌ ​​​ ‍‍​‍ ​‍ ‌‍ ​‌‍ ‌‍​ ‌‍​‌‌‍ ​‌‍‍​‌‍ ‌ ​ ‌ ‌​​ ‍‍​ ​ ​ ​ ​ ​ ​ ​ ​‍ ‌‍‍‌‌‍ ‍‌ ‌​‌‍‌‌‌‍ ‍‌ ‌​​‍ ‌‍‌‌‌‍‌​‌‍‍‌‌ ‌​​‍ ‌‍ ‌‌‍ ‌‍‌​‌‍‌‌​ ‌‌ ​​‌ ​‍‌‍‌‌‌ ​ ‌‍‌‌‌‍ ‍‌ ‌​‌‍​‌‌ ‌​‌‍‍‌‌‍ ‌‍ ‍​ ‍ ‌‍‍‌‌‍‌​​ ‌‌‍​‌​ ​ ‌‍‌‌‌‍​‌‌‍‌‍‌‍​‍​ ‌‌​ ​ ​‍ ‌‌‍​‌​ ‌‌​ ‌​​ ​‍​‍ ‌​ ‌​​ ​‌‌‍​‌​ ‌​​‍ ‌​ ‍​‌‍‌‍‌‍‌​‌‍‌‍​‍ ‌​ ​‍​ ​ ​ ‍​‌‍​ ‌‍​ ​ ‌‍​ ‍‌‌‍​‌​ ​ ‌‍‌​​ ​‍‌‍‌‌​ ‍ ‌ ‌​‌ ‍‌‌ ​​‌‍‌‌​ ‌‌‍​‌‌ ‌‌‌ ‌​‌‍‍​‌‍ ‌ ​‍​ ‍ ‌ ​​‌‍​‌‌ ‌​‌‍‍​​ ‌‌‍‌​‌‍‌‌‌ ​ ‌‍​ ‌ ​‍‌‍‍‌‌ ​​‌ ‌​‌‍‍‌‌‍ ‌‍ ‍​ ‌‍​‍‌‍​‌‌ ​ ‌‍‌‌‌‌‌‌‌ ​‍‌‍ ​​ ‌‌‍‍​‌ ‌​‌ ‌​‌ ​​​‍‌‌​ ​ ‌​​‌​‍‌‌​ ​‍‌​‌‍​‍‌‌​ ​‍‌​‌‍‌‍ ​‌‍ ‌‍​ ‌‍​‌‌‍ ​‌‍‍​‌‍ ‌ ​ ‌ ‌​​‍‌‌​ ​ ‌​​‌​ ​ ​ ​ ​ ​ ​ ​ ​‍‌‍‌‍‍‌‌‍‌​​ ‌‌‍​‌​ ​ ‌‍‌‌‌‍​‌‌‍‌‍‌‍​‍​ ‌‌​ ​ ​‍ ‌‌‍​‌​ ‌‌​ ‌​​ ​‍​‍ ‌​ ‌​​ ​‌‌‍​‌​ ‌​​‍ ‌​ ‍​‌‍‌‍‌‍‌​‌‍‌‍​‍ ‌​ ​‍​ ​ ​ ‍​‌‍​ ‌‍​ ​ ‌‍​ ‍‌‌‍​‌​ ​ ‌‍‌​​ ​‍‌‍‌‌​‍‌‍‌ ‌​‌ ‍‌‌ ​​‌‍‌‌​ ‌‌‍​‌‌ ‌‌‌ ‌​‌‍‍​‌‍ ‌ ​‍​‍‌‍‌ ​​‌‍​‌‌ ‌​‌‍‍​​ ‌‌‍‌​‌‍‌‌‌ ​ ‌‍​ ‌ ​‍‌‍‍‌‌ ​​‌ ‌​‌‍‍‌‌‍ ‌‍ ‍​‍‌‍‌ ​​‌‍‌‌‌ ​‍‌ ​ ‌ ​​‌‍‌‌‌‍​ ‌ ‌​‌‍‍‌‌ ‌‍‌‍‌‌​ ‌‌ ​​‌ ‌‌‌‍​‍‌‍ ​‌‍‍‌‌ ​ ‌‍‍​‌‍‌‌‌‍‌​​‍​‍‌ ‌
Purchase​​​​‌ ‍ ​‍​‍‌‍ ‌ ​‍‌‍‍‌‌‍‌ ‌‍‍‌‌‍ ‍​‍​‍​ ‍‍​‍​‍‌ ​ ‌‍​‌‌‍ ‍‌‍‍‌‌ ‌​‌ ‍‌​‍ ‍‌‍‍‌‌‍ ​‍​‍​‍ ​​‍​‍‌‍‍​‌ ​‍‌‍‌‌‌‍‌‍​‍​‍​ ‍‍​‍​‍‌‍‍​‌ ‌​‌ ‌​‌ ​​​ ‍‍​‍ ​‍ ‌‍ ​‌‍ ‌‍​ ‌‍​‌‌‍ ​‌‍‍​‌‍ ‌ ​ ‌ ‌​​ ‍‍​ ​ ​ ​ ​ ​ ​ ​ ​‍ ‌‍‍‌‌‍ ‍‌ ‌​‌‍‌‌‌‍ ‍‌ ‌​​‍ ‌‍‌‌‌‍‌​‌‍‍‌‌ ‌​​‍ ‌‍ ‌‌‍ ‌‍‌​‌‍‌‌​ ‌‌ ​​‌ ​‍‌‍‌‌‌ ​ ‌‍‌‌‌‍ ‍‌ ‌​‌‍​‌‌ ‌​‌‍‍‌‌‍ ‌‍ ‍​ ‍ ‌‍‍‌‌‍‌​​ ‌‌‍‌‍‌‍​ ​ ‍‌​ ‌‍​ ‍​​ ​‌‌‍​‌‌‍‌‌​‍ ‌‌‍​‌​ ​‌‌‍​ ​ ‍​​‍ ‌​ ‌​‌‍​ ‌‍‌‌​ ​ ​‍ ‌​ ‍​​ ‍‌‌‍‌‌​ ​ ​‍ ‌​ ‌‌​ ​‍​ ​‍‌‍‌‍​ ‌‍‌‍​‍​ ​​‌‍‌‌‌‍‌​​ ‌ ​ ​​‌‍​‌​ ‍ ‌ ‌​‌ ‍‌‌ ​​‌‍‌‌​ ‌‌ ‌ ‌‍ ‌ ​‍‌‍‍ ​ ‍ ‌ ​​‌‍​‌‌ ‌​‌‍‍​​ ‌‌‍‌​‌‍ ‌ ‌ ‌‍ ‍‌‍ ​‌‍ ‌‍​‌‌‍‌​‌ ​ ‌​​‌‌‍ ‍‌‍‌​‌​ ​‌‍‍‌‌‍ ‍‌‍‍ ‌ ​ ​‍‌‌​ ‌‌‌​​‍‌‌ ‌‍‍ ‌‍‌‌‌ ‍‌​‍‌‌​ ​ ‌​‌​​‍‌‌​ ​ ‌​‌​​‍‌‌​ ​‍​ ​‍​ ‌‌​ ​‍‌‍​‍​ ​‍‌‍​‌‌‍‌‍​ ‍​​ ‍​‌‍‌‌​ ‌ ‌‍‌‌​ ‌ ​‍‌‌​ ​‍​ ​‍​‍‌‌​ ‌‌‌​‌​​‍ ‍‌ ‌​‌‍‍‌‌ ‌​‌‍ ​‌‍‌‌​ ‌‍​‍‌‍​‌‌ ​ ‌‍‌‌‌‌‌‌‌ ​‍‌‍ ​​ ‌‌‍‍​‌ ‌​‌ ‌​‌ ​​​‍‌‌​ ​ ‌​​‌​‍‌‌​ ​‍‌​‌‍​‍‌‌​ ​‍‌​‌‍‌‍ ​‌‍ ‌‍​ ‌‍​‌‌‍ ​‌‍‍​‌‍ ‌ ​ ‌ ‌​​‍‌‌​ ​ ‌​​‌​ ​ ​ ​ ​ ​ ​ ​ ​‍‌‍‌‍‍‌‌‍‌​​ ‌‌‍‌‍‌‍​ ​ ‍‌​ ‌‍​ ‍​​ ​‌‌‍​‌‌‍‌‌​‍ ‌‌‍​‌​ ​‌‌‍​ ​ ‍​​‍ ‌​ ‌​‌‍​ ‌‍‌‌​ ​ ​‍ ‌​ ‍​​ ‍‌‌‍‌‌​ ​ ​‍ ‌​ ‌‌​ ​‍​ ​‍‌‍‌‍​ ‌‍‌‍​‍​ ​​‌‍‌‌‌‍‌​​ ‌ ​ ​​‌‍​‌​‍‌‍‌ ‌​‌ ‍‌‌ ​​‌‍‌‌​ ‌‌ ‌ ‌‍ ‌ ​‍‌‍‍ ​‍‌‍‌ ​​‌‍​‌‌ ‌​‌‍‍​​ ‌‌‍‌​‌‍ ‌ ‌ ‌‍ ‍‌‍ ​‌‍ ‌‍​‌‌‍‌​‌ ​ ‌​​‌‌‍ ‍‌‍‌​‌​ ​‌‍‍‌‌‍ ‍‌‍‍ ‌ ​ ​‍‌‌​ ‌‌‌​​‍‌‌ ‌‍‍ ‌‍‌‌‌ ‍‌​‍‌‌​ ​ ‌​‌​​‍‌‌​ ​ ‌​‌​​‍‌‌​ ​‍​ ​‍​ ‌‌​ ​‍‌‍​‍​ ​‍‌‍​‌‌‍‌‍​ ‍​​ ‍​‌‍‌‌​ ‌ ‌‍‌‌​ ‌ ​‍‌‌​ ​‍​ ​‍​‍‌‌​ ‌‌‌​‌​​‍ ‍‌ ‌​‌‍‍‌‌ ‌​‌‍ ​‌‍‌‌​‍‌‍‌ ​​‌‍‌‌‌ ​‍‌ ​ ‌ ​​‌‍‌‌‌‍​ ‌ ‌​‌‍‍‌‌ ‌‍‌‍‌‌​ ‌‌ ​​‌ ‌‌‌‍​‍‌‍ ​‌‍‍‌‌ ​ ‌‍‍​‌‍‌‌‌‍‌​​‍​‍‌ ‌ Share
Related News & Media
Event
Jul 28, 2026
Cleaning Up Podcast – Can Australia
become a clean tech superpower? ​​​​‌ ‍ ​‍​‍‌‍ ‌ ​‍‌‍‍‌‌‍‌ ‌‍‍‌‌‍ ‍​‍​‍​ ‍‍​‍​‍‌ ​ ‌‍​‌‌‍ ‍‌‍‍‌‌ ‌​‌ ‍‌​‍ ‍‌‍‍‌‌‍ ​‍​‍​‍ ​​‍​‍‌‍‍​‌ ​‍‌‍‌‌‌‍‌‍​‍​‍​ ‍‍​‍​‍‌‍‍​‌ ‌​‌ ‌​‌ ​​​ ‍‍​‍ ​‍ ‌‍ ​‌‍ ‌‍​ ‌‍​‌‌‍ ​‌‍‍​‌‍ ‌ ​ ‌ ‌​​ ‍‍​ ​ ​ ​ ​ ​ ​ ​ ​‍ ‌‍‍‌‌‍ ‍‌ ‌​‌‍‌‌‌‍ ‍‌ ‌​​‍ ‌‍‌‌‌‍‌​‌‍‍‌‌ ‌​​‍ ‌‍ ‌‌‍ ‌‍‌​‌‍‌‌​ ‌‌ ​​‌ ​‍‌‍‌‌‌ ​ ‌‍‌‌‌‍ ‍‌ ‌​‌‍​‌‌ ‌​‌‍‍‌‌‍ ‌‍ ‍​ ‍ ‌‍‍‌‌‍‌​​ ‌​ ‌‍​ ‌‌‌‍​ ‌‍​ ​ ‍​​ ‌ ‌‍​ ​ ​ ​‍ ‌​ ​ ‌‍‌‌‌‍​ ‌‍​‌​‍ ‌​ ‌​​ ​‌‌‍‌​​ ‌ ​‍ ‌‌‍​‍‌‍‌​​ ​​​ ​​​‍ ‌‌‍‌‌‌‍​ ​ ‌​‌‍​ ‌‍​ ​ ‌ ​ ​‌‌‍​ ​ ​‌‌‍‌‌​ ‌​​ ‌‍​ ‍ ‌ ‌​‌ ‍‌‌ ​​‌‍‌‌​ ‌‌‍ ‍‌‍‌‌‌ ‌ ‌ ​ ​ ‍ ‌ ​​‌‍​‌‌ ‌​‌‍‍​​ ‌‌ ‌​‌‍‍‌‌ ‌​‌‍ ​‌‍‌‌​ ‌‍​‍‌‍​‌‌ ​ ‌‍‌‌‌‌‌‌‌ ​‍‌‍ ​​ ‌‌‍‍​‌ ‌​‌ ‌​‌ ​​​‍‌‌​ ​ ‌​​‌​‍‌‌​ ​‍‌​‌‍​‍‌‌​ ​‍‌​‌‍‌‍ ​‌‍ ‌‍​ ‌‍​‌‌‍ ​‌‍‍​‌‍ ‌ ​ ‌ ‌​​‍‌‌​ ​ ‌​​‌​ ​ ​ ​ ​ ​ ​ ​ ​‍‌‍‌‍‍‌‌‍‌​​ ‌​ ‌‍​ ‌‌‌‍​ ‌‍​ ​ ‍​​ ‌ ‌‍​ ​ ​ ​‍ ‌​ ​ ‌‍‌‌‌‍​ ‌‍​‌​‍ ‌​ ‌​​ ​‌‌‍‌​​ ‌ ​‍ ‌‌‍​‍‌‍‌​​ ​​​ ​​​‍ ‌‌‍‌‌‌‍​ ​ ‌​‌‍​ ‌‍​ ​ ‌ ​ ​‌‌‍​ ​ ​‌‌‍‌‌​ ‌​​ ‌‍​‍‌‍‌ ‌​‌ ‍‌‌ ​​‌‍‌‌​ ‌‌‍ ‍‌‍‌‌‌ ‌ ‌ ​ ​‍‌‍‌ ​​‌‍​‌‌ ‌​‌‍‍​​ ‌‌ ‌​‌‍‍‌‌ ‌​‌‍ ​‌‍‌‌​‍‌‍‌ ​​‌‍‌‌‌ ​‍‌ ​ ‌ ​​‌‍‌‌‌‍​ ‌ ‌​‌‍‍‌‌ ‌‍‌‍‌‌​ ‌‌ ​​‌ ‌‌‌‍​‍‌‍ ​‌‍‍‌‌ ​ ‌‍‍​‌‍‌‌‌‍‌​​‍​‍‌ ‌